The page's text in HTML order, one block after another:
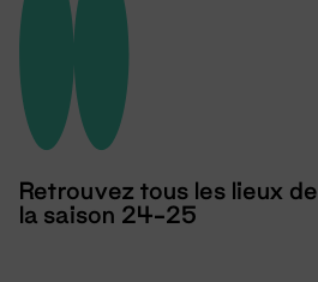
Retrouvez tous les lieux de
la saison 24-25